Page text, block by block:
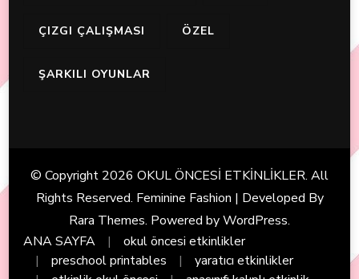
ÇIZGI ÇALIŞMASI ÖZEL
ŞARKILI OYUNLAR
© Copyright 2026 OKUL ÖNCESİ ETKİNLİKLER. All
Rights Reserved. Feminine Fashion | Developed By
Rara Themes. Powered byWordPress.
ANA SAYFA
okul öncesi etkinlikler
preschool printables
yaratıcı etkinlikler